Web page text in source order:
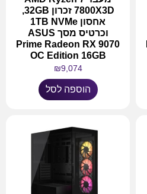
7800X3D זכרון 32GB,
אחסון 1TB NVMe
וכרטיס מסך ASUS
Prime Radeon RX 9070
OC Edition 16GB
₪9,074
הוספה לסל